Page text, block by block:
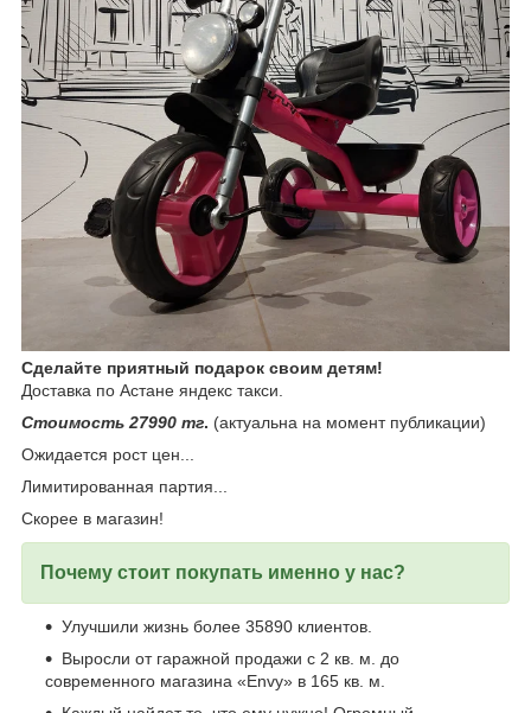
Сделайте приятный подарок своим детям!
Доставка по Астане яндекс такси.
Стоимость 27990 тг. (актуальна на момент публикации)
Ожидается рост цен...
Лимитированная партия...
Скорее в магазин!
Почему стоит покупать именно у нас?
Улучшили жизнь более 35890 клиентов.
Выросли от гаражной продажи с 2 кв. м. до
современного магазина «Envy» в 165 кв. м.